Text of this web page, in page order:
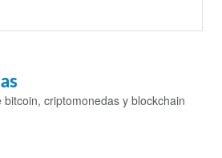
criptomonedas y blockchain